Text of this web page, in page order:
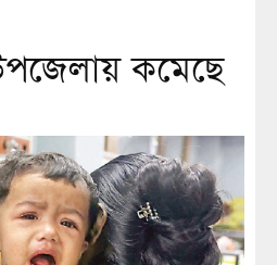
কমেছে